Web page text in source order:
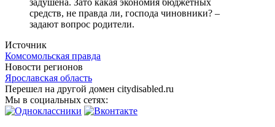
средств, не правда ли, господа чиновники? –
задают вопрос родители.
Источник
Комсомольская правда
Новости регионов
Ярославская область
Перешел на другой домен citydisabled.ru
Мы в социальных сетях: